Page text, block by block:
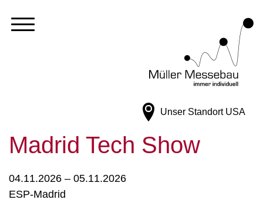
Unser Standort USA
Madrid Tech Show
04.11.2026 – 05.11.2026
ESP-Madrid